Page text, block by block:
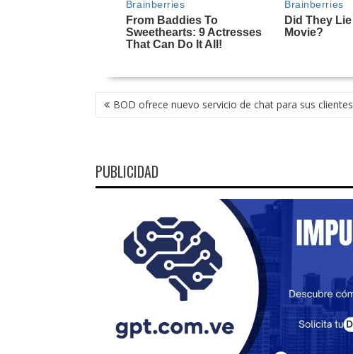
NAVEGACIÓN
DE BOD ofrece nuevo servicio de chat para sus clientes
PUBLICIDAD